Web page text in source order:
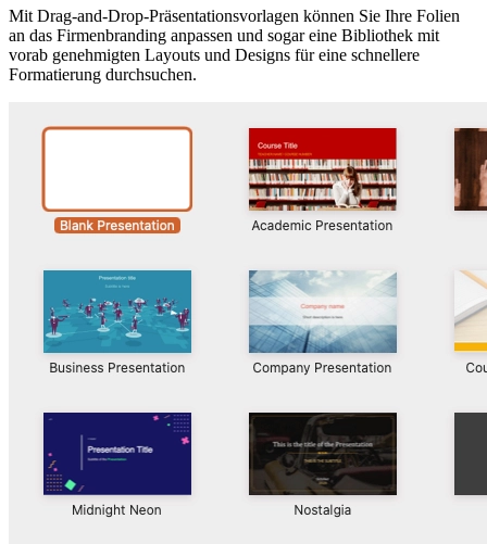
Mit Drag-and-Drop-Präsentationsvorlagen können Sie Ihre Folien
an das Firmenbranding anpassen und sogar eine Bibliothek mit
vorab genehmigten Layouts und Designs für eine schnellere
Formatierung durchsuchen.